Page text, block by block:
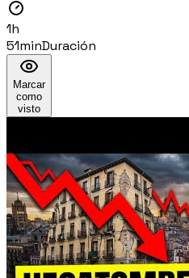
1h
51minDuración
Marcar
como
visto